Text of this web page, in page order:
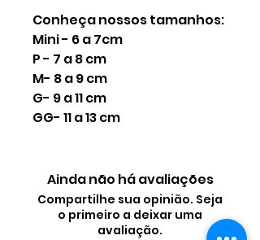
Conheça nossos tamanhos:
Mini - 6 a 7cm
P - 7 a 8 cm
M- 8 a 9 cm
G- 9 a 11 cm
GG- 11 a 13 cm
Ainda não há avaliações
Compartilhe sua opinião. Seja
o primeiro a deixar uma
avaliação.